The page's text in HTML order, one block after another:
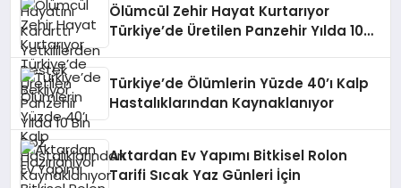
Ölümcül Zehir Hayat Kurtarıyor
Türkiye’de Üretilen Panzehir Yılda 10
Türkiye’de Ölümlerin Yüzde 40’ı Kalp
Hastalıklarından Kaynaklanıyor
Aktardan Ev Yapımı Bitkisel Rolon
Tarifi Sıcak Yaz Günleri İçin